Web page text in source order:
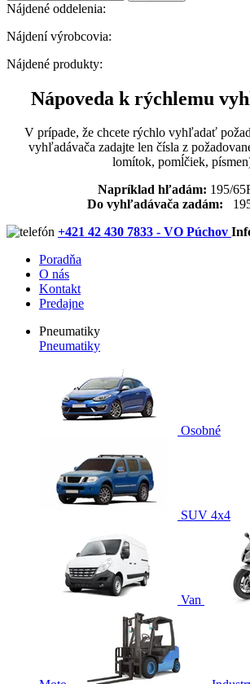
Nájdené oddelenia:
Nájdení výrobcovia:
Nájdené produkty:
Nápoveda k rýchlemu
V prípade, že chcete rýchlo vyhľadať
vyhľadávača zadajte len čísla z
lomítok, pomĺčiek,
Napríklad hľadám: 195/
Do vyhľadávača zadám:
+421 42 430 7833 - VO Púchov
Poradňa
O nás
Kontakt
Predajne
Pneumatiky
Pneumatiky
Osobné
SUV 4x4
Van